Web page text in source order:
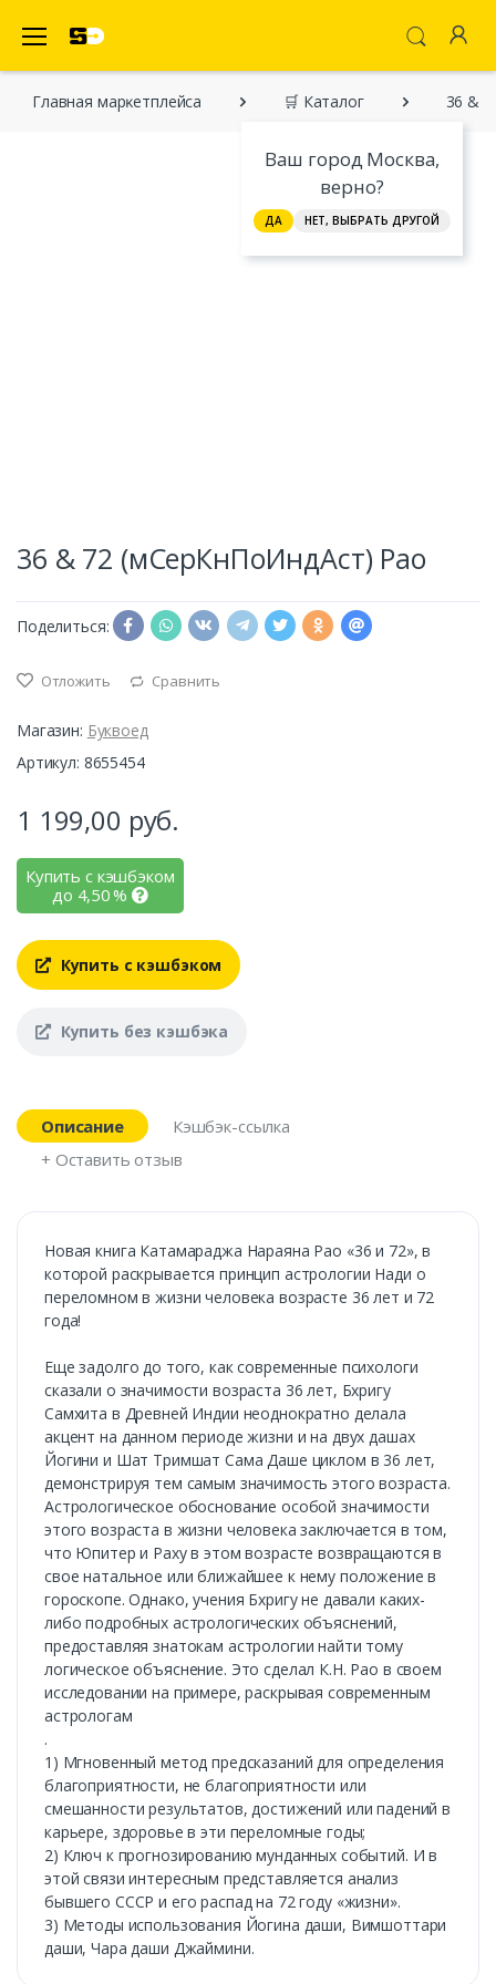
Ваш город Москва,
верно?
ДА НЕТ, ВЫБРАТЬ ДРУГОЙ
Главная марĸетплейса 🛒 Каталог 36 &
36 & 72 (мСерКнПоИндАст) Рао
Поделиться:
Отложить Сравнить
Магазин: Буквоед
Артикул: 8655454
1 199,00 руб.
Купить с кэшбэком
до 4,50%
Купить с кэшбэком
Купить без кэшбэка
Описание
Кэшбэк-ссылка
+ Оставить отзыв
Новая книга Катамараджа Нараяна Рао «36 и 72», в
которой раскрывается принцип астрологии Нади о
переломном в жизни человека возрасте 36 лет и 72
года!
Еще задолго до того, как современные психологи
сказали о значимости возраста 36 лет, Бхригу
Самхита в Древней Индии неоднократно делала
акцент на данном периоде жизни и на двух дашах
Йогини и Шат Тримшат Сама Даше циклом в 36 лет,
демонстрируя тем самым значимость этого возраста.
Астрологическое обоснование особой значимости
этого возраста в жизни человека заключается в том,
что Юпитер и Раху в этом возрасте возвращаются в
свое натальное или ближайшее к нему положение в
гороскопе. Однако, учения Бхригу не давали каких-
либо подробных астрологических объяснений,
предоставляя знатокам астрологии найти тому
логическое объяснение. Это сделал К.Н. Рао в своем
исследовании на примере, раскрывая современным
астрологам
.
1) Мгновенный метод предсказаний для определения
благоприятности, не благоприятности или
смешанности результатов, достижений или падений в
карьере, здоровье в эти переломные годы;
2) Ключ к прогнозированию мунданных событий. И в
этой связи интересным представляется анализ
бывшего СССР и его распад на 72 году «жизни».
3) Методы использования Йогина даши, Вимшоттари
даши, Чара даши Джаймини.